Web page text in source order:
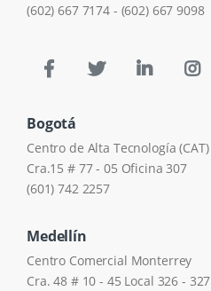
(602) 667 7174 - (602) 667 9098
Bogotá
Centro de Alta Tecnología (CAT)
Cra.15 # 77 - 05 Oficina 307
(601) 742 2257
Medellín
Centro Comercial Monterrey
Cra. 48 # 10 - 45 Local 326 - 327